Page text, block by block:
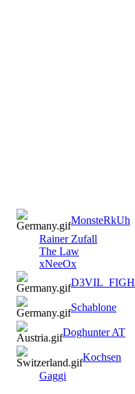
MonsteRkUh
Rainer Zufall
The Law
xNeeOx
Schablone
Doghunter AT
Kochsen
Gaggi